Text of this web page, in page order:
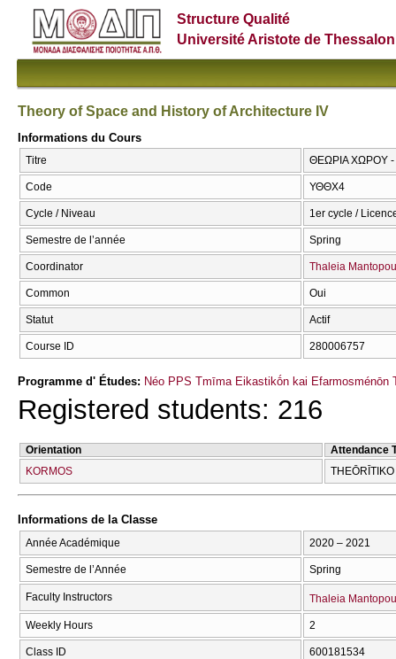
Structure Qualité
Université Aristote de
Theory of Space and History of Architecture IV
Informations du Cours
Titre ΘΕΩΡΙΑ ΧΩΡΟΥ -
Code ΥΘΘΧ4
Cycle / Niveau 1er cycle /
Semestre de l’année Spring
Coordinator Thaleia
Common Oui
Statut Actif
Course ID 280006757
Programme d' Études: Néo PPS Tmīma Eikastikṓn kai Efarmosménōn
Registered students: 216
Orientation
Attendance
KORMOS
THEŌRĪTIKO
Informations de la Classe
Année Académique 2020 – 2021
Semestre de l’Année Spring
Faculty Instructors Thaleia
Weekly Hours 2
Class ID 600181534